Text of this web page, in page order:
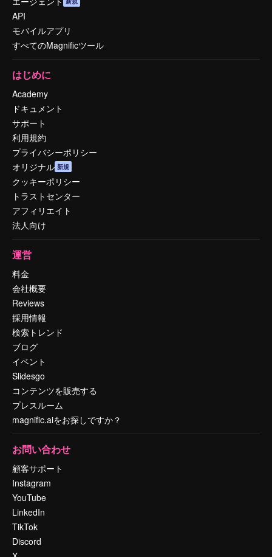
API
モバイルアプリ
すべてのMagnificツール
はじめに
Academy
ドキュメント
サポート
利用規約
プライバシーポリシー
オリジナル 新規
クッキーポリシー
トラストセンター
アフィリエイト
法人向け
運営
料金
会社概要
Reviews
採用情報
検索トレンド
ブログ
イベント
Slidesgo
コンテンツを販売する
プレスルーム
magnific.aiをお探しですか？
お問い合わせ
顧客サポート
Instagram
YouTube
LinkedIn
TikTok
Discord